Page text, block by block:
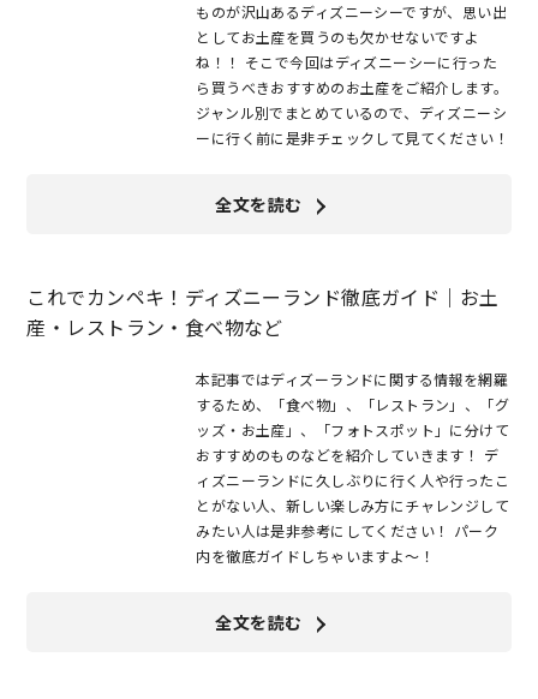
ものが沢山あるディズニーシーですが、思い出
としてお土産を買うのも欠かせないですよ
ね！！ そこで今回はディズニーシーに行った
ら買うべきおすすめのお土産をご紹介します。
ジャンル別でまとめているので、ディズニーシ
ーに行く前に是非チェックして見てください！
全文を読む
これでカンペキ！ディズニーランド徹底ガイド｜お土
産・レストラン・食べ物など
本記事ではディズーランドに関する情報を網羅
するため、「食べ物」、「レストラン」、「グ
ッズ・お土産」、「フォトスポット」に分けて
おすすめのものなどを紹介していきます！ デ
ィズニーランドに久しぶりに行く人や行ったこ
とがない人、新しい楽しみ方にチャレンジして
みたい人は是非参考にしてください！ パーク
内を徹底ガイドしちゃいますよ～！
全文を読む